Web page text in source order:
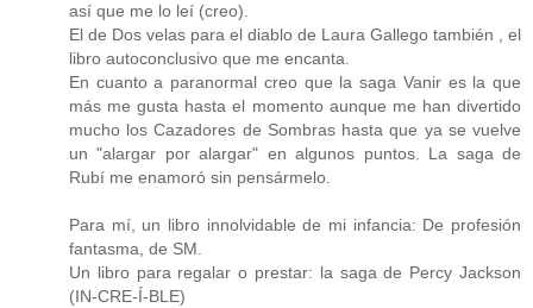
así que me lo leí (creo).
El de Dos velas para el diablo de Laura Gallego también , el
libro autoconclusivo que me encanta.
En cuanto a paranormal creo que la saga Vanir es la que
más me gusta hasta el momento aunque me han divertido
mucho los Cazadores de Sombras hasta que ya se vuelve
un "alargar por alargar" en algunos puntos. La saga de
Rubí me enamoró sin pensármelo.
Para mí, un libro innolvidable de mi infancia: De profesión
fantasma, de SM.
Un libro para regalar o prestar: la saga de Percy Jackson
(IN-CRE-Í-BLE)